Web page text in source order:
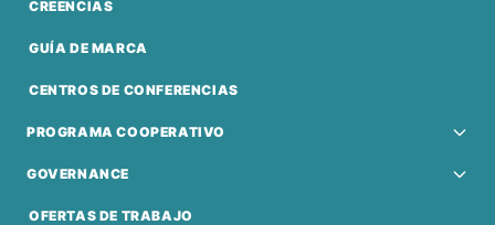
CREENCIAS
GUÍA DE MARCA
CENTROS DE CONFERENCIAS
PROGRAMA COOPERATIVO
GOVERNANCE
OFERTAS DE TRABAJO